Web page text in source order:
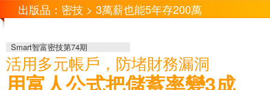
出版品：密技 > 3萬薪也能5年存200萬
Smart智富密技第74期
活用多元帳戶，防堵財務漏洞
用富人公式把儲蓄率變3成